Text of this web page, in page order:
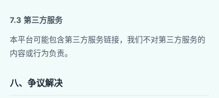
7.3 第三方服务
本平台可能包含第三方服务链接，我们不对第三方服务的
内容或行为负责。
八、争议解决